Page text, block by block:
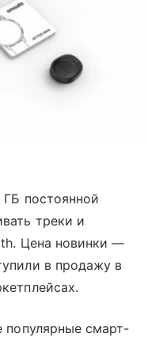
постоянной
треки и
Цена новинки —
в продажу в
популярные смарт-